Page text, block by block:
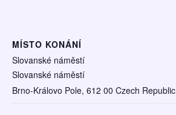
MÍSTO KONÁNÍ
Slovanské náměstí
Slovanské náměstí
Brno-Královo Pole, 612 00 Czech Republic